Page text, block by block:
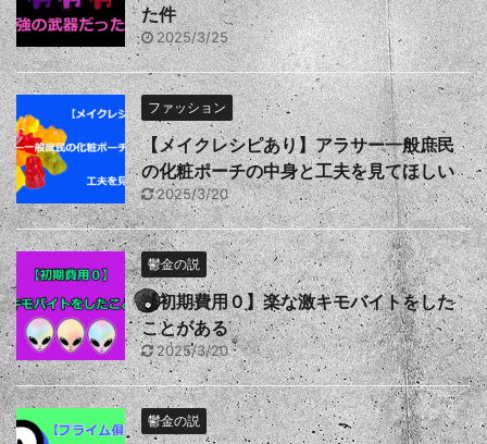
た件
2025/3/25
ファッション
【メイクレシピあり】アラサー一般庶民
の化粧ポーチの中身と工夫を見てほしい
2025/3/20
鬱金の説
【初期費用０】楽な激キモバイトをした
ことがある
2025/3/20
鬱金の説